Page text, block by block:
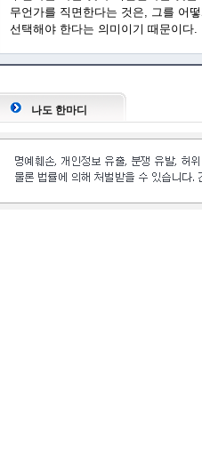
무언가를 직면한다는 것은, 그를 어
선택해야 한다는 의미이기 때문이다.
나도 한마디